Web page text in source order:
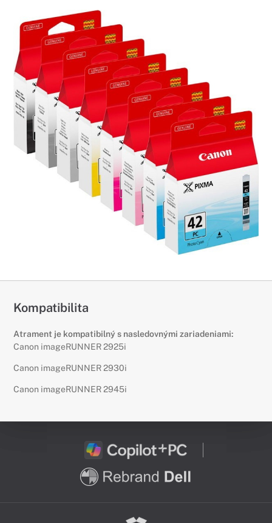
Kompatibilita
Atrament je kompatibilný s nasledovnými zariadeniami:
Canon imageRUNNER 2925i
Canon imageRUNNER 2930i
Canon imageRUNNER 2945i